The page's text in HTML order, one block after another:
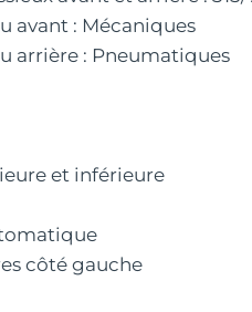
avant : Mécaniques
arrière : Pneumatiques
et inférieure
côté gauche